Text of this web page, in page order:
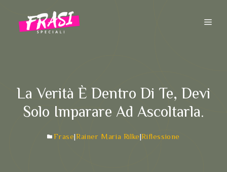
contenuto
La Verità È Dentro Di Te, Devi
Solo Imparare Ad Ascoltarla.
Frase|Rainer Maria Rilke|Riflessione